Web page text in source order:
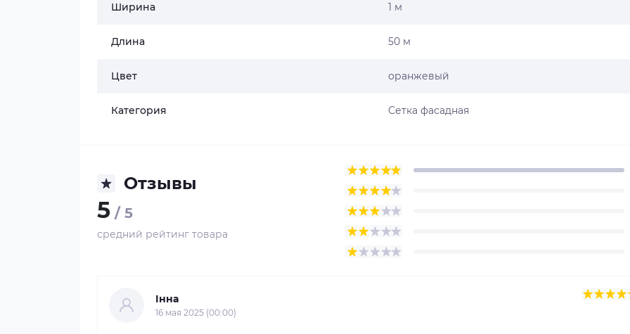
Ширина 1 м
Длина 50 м
Цвет оранжевый
Категория Сетка фасадная
Отзывы
5 / 5
средний рейтинг товара
Інна
16 мая 2025 (00:00)